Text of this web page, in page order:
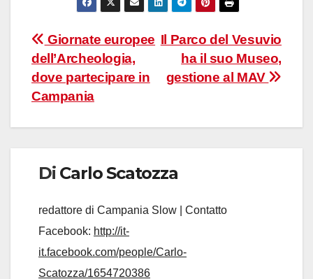
Navigazione
articoli
Il Parco del Vesuvio
ha il suo Museo,
gestione al MAV
Giornate europee
dell’Archeologia,
dove partecipare in
Campania
Di Carlo Scatozza
redattore di Campania Slow | Contatto
Facebook: http://it-
it.facebook.com/people/Carlo-
Scatozza/1654720386